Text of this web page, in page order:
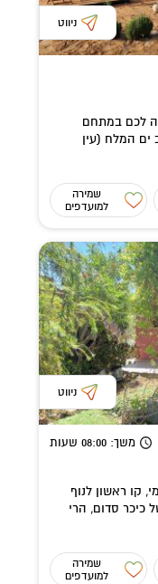
ניווט
לכם במתחם
ים המלח (עין
שמירה
למועדפים
ניווט
משך: 08:00 שעות
קו ראשון לנוף
כיכר סדום, הרי
שמירה
למועדפים